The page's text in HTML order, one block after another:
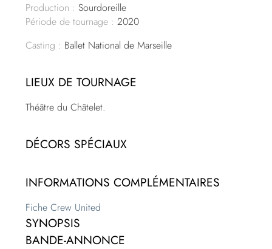
Production : Sourdoreille
Période de tournage : 2020
Casting : Ballet National de Marseille
LIEUX DE TOURNAGE
Théâtre du Châtelet.
DÉCORS SPÉCIAUX
INFORMATIONS COMPLÉMENTAIRES
Fiche Crew United
SYNOPSIS
BANDE-ANNONCE